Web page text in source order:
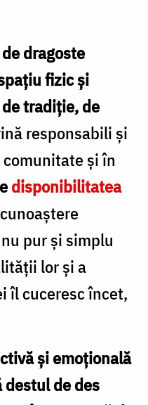
dragoste
fizic şi
tradiţie, de
responsabili şi
şi în
disponibilitatea
pur şi simplu
lor şi a
îl cuceresc încet,
şi emoţională
de des